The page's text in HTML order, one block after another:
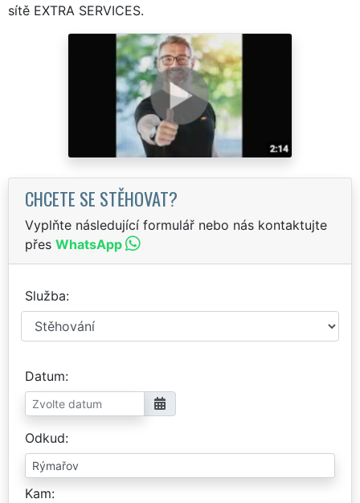
sítě EXTRA SERVICES.
CHCETE SE STĚHOVAT?
Vyplňte následující formulář nebo nás kontaktujte
přes WhatsApp
Služba
Datum
Odkud
Kam